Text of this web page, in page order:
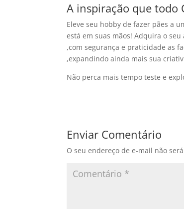
A inspiração que todo
Eleve seu hobby de fazer pães a
está em suas mãos! Adquira o
,com segurança e praticidade as
,expandindo ainda mais sua
Não perca mais tempo teste e
Enviar Comentário
O seu endereço de e-mail não